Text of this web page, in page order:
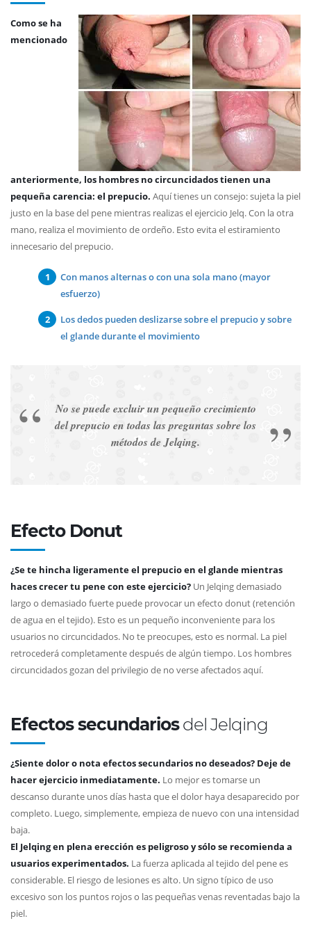
Como se ha
mencionado
anteriormente, los hombres no circuncidados tienen una
pequeña carencia: el prepucio. Aquí tienes un consejo: sujeta la piel
justo en la base del pene mientras realizas el ejercicio Jelq. Con la otra
mano, realiza el movimiento de ordeño. Esto evita el estiramiento
innecesario del prepucio.
Con manos alternas o con una sola mano (mayor
esfuerzo)
Los dedos pueden deslizarse sobre el prepucio y sobre
el glande durante el movimiento
No se puede excluir un pequeño crecimiento
del prepucio en todas las preguntas sobre los
métodos de Jelqing.
Efecto Donut
¿Se te hincha ligeramente el prepucio en el glande mientras
haces crecer tu pene con este ejercicio? Un Jelqing demasiado
largo o demasiado fuerte puede provocar un efecto donut (retención
de agua en el tejido). Esto es un pequeño inconveniente para los
usuarios no circuncidados. No te preocupes, esto es normal. La piel
retrocederá completamente después de algún tiempo. Los hombres
circuncidados gozan del privilegio de no verse afectados aquí.
Efectos secundariosdel Jelqing
¿Siente dolor o nota efectos secundarios no deseados? Deje de
hacer ejercicio inmediatamente. Lo mejor es tomarse un
descanso durante unos días hasta que el dolor haya desaparecido por
completo. Luego, simplemente, empieza de nuevo con una intensidad
baja.
El Jelqing en plena erección es peligroso y sólo se recomienda a
usuarios experimentados. La fuerza aplicada al tejido del pene es
considerable. El riesgo de lesiones es alto. Un signo típico de uso
excesivo son los puntos rojos o las pequeñas venas reventadas bajo la
piel.